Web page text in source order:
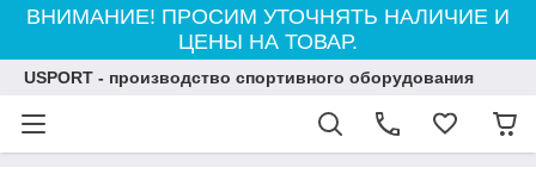
ВНИМАНИЕ! ПРОСИМ УТОЧНЯТЬ НАЛИЧИЕ И
ЦЕНЫ НА ТОВАР.
USPORT - производство спортивного оборудования